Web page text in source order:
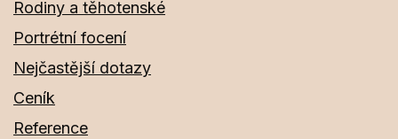
Rodiny a těhotenské
Portrétní focení
Nejčastější dotazy
Ceník
Reference